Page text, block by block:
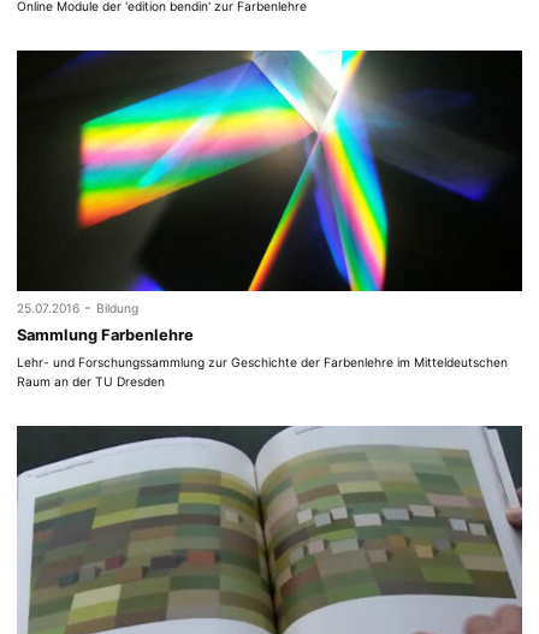
Online Module der 'edition bendin' zur Farbenlehre
25.07.2016 - Bildung
Sammlung Farbenlehre
Lehr- und Forschungssammlung zur Geschichte der Farbenlehre im Mitteldeutschen
Raum an der TU Dresden